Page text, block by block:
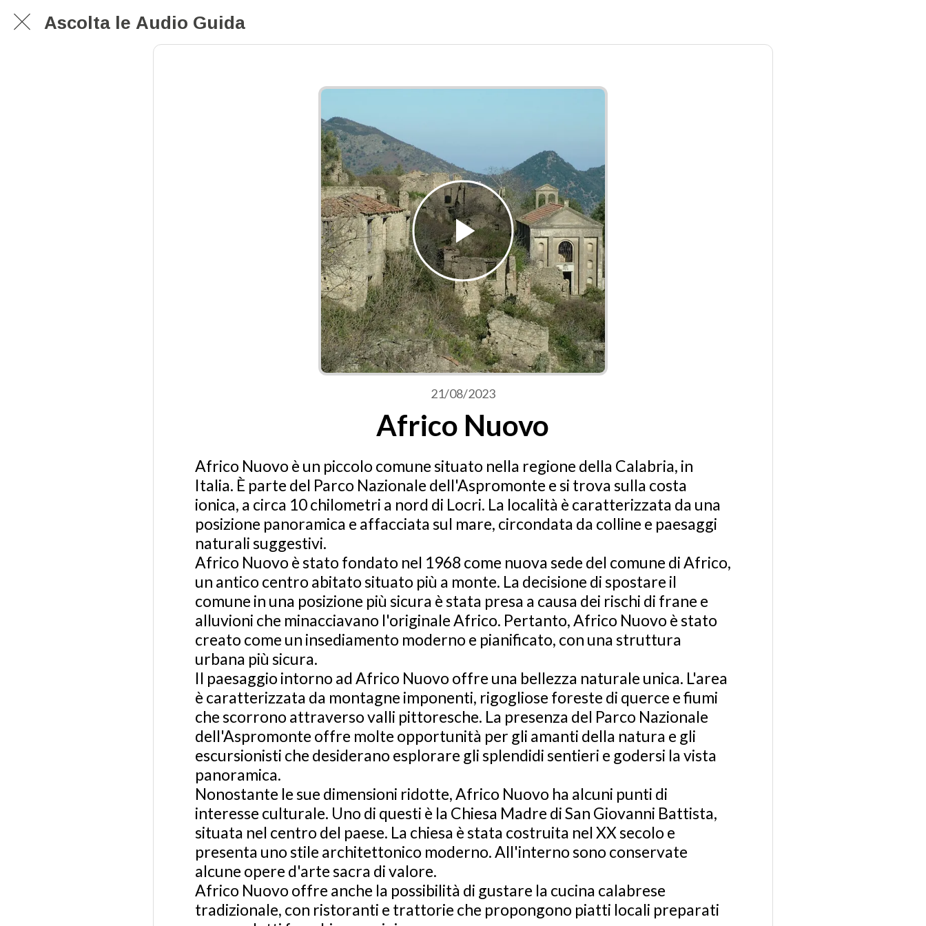
Ascolta le Audio Guida
21/08/2023
Africo Nuovo
Africo Nuovo è un piccolo comune situato nella regione della Calabria, in
Italia. È parte del Parco Nazionale dell'Aspromonte e si trova sulla costa
ionica, a circa 10 chilometri a nord di Locri. La località è caratterizzata da una
posizione panoramica e affacciata sul mare, circondata da colline e paesaggi
naturali suggestivi.
Africo Nuovo è stato fondato nel 1968 come nuova sede del comune di Africo,
un antico centro abitato situato più a monte. La decisione di spostare il
comune in una posizione più sicura è stata presa a causa dei rischi di frane e
alluvioni che minacciavano l'originale Africo. Pertanto, Africo Nuovo è stato
creato come un insediamento moderno e pianificato, con una struttura
urbana più sicura.
Il paesaggio intorno ad Africo Nuovo offre una bellezza naturale unica. L'area
è caratterizzata da montagne imponenti, rigogliose foreste di querce e fiumi
che scorrono attraverso valli pittoresche. La presenza del Parco Nazionale
dell'Aspromonte offre molte opportunità per gli amanti della natura e gli
escursionisti che desiderano esplorare gli splendidi sentieri e godersi la vista
panoramica.
Nonostante le sue dimensioni ridotte, Africo Nuovo ha alcuni punti di
interesse culturale. Uno di questi è la Chiesa Madre di San Giovanni Battista,
situata nel centro del paese. La chiesa è stata costruita nel XX secolo e
presenta uno stile architettonico moderno. All'interno sono conservate
alcune opere d'arte sacra di valore.
Africo Nuovo offre anche la possibilità di gustare la cucina calabrese
tradizionale, con ristoranti e trattorie che propongono piatti locali preparati